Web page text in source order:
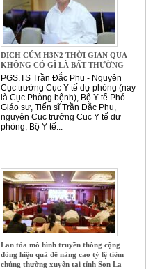
DỊCH CÚM H3N2 THỜI GIAN QUA
KHÔNG CÓ GÌ LÀ BẤT THƯỜNG
PGS.TS Trần Đắc Phu - Nguyên
Cục trưởng Cục Y tế dự phòng (nay
là Cục Phòng bệnh), Bộ Y tế Phó
Giáo sư, Tiến sĩ Trần Đắc Phu,
nguyên Cục trưởng Cục Y tế dự
phòng, Bộ Y tế...
Lan tỏa mô hình truyền thông cộng
đồng hiệu quả để nâng cao tỷ lệ tiêm
chủng thường xuyên tại tỉnh Sơn La